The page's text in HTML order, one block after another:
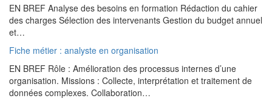
EN BREF Analyse des besoins en formation Rédaction du cahier
des charges Sélection des intervenants Gestion du budget annuel
et…
Fiche métier : analyste en organisation
EN BREF Rôle : Amélioration des processus internes d’une
organisation. Missions : Collecte, interprétation et traitement de
données complexes. Collaboration…